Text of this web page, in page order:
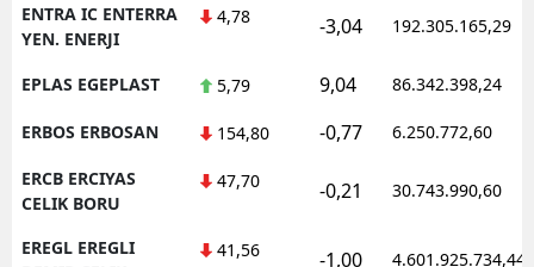
ENTRA IC ENTERRA
YEN. ENERJI
4,78 -3,04 192.305.165,29
EPLAS EGEPLAST 5,79 9,04 86.342.398,24
ERBOS ERBOSAN 154,80 -0,77 6.250.772,60
ERCB ERCIYAS
CELIK BORU
47,70 -0,21 30.743.990,60
EREGL EREGLI
41,56 -1,00 4.601.925.734,44